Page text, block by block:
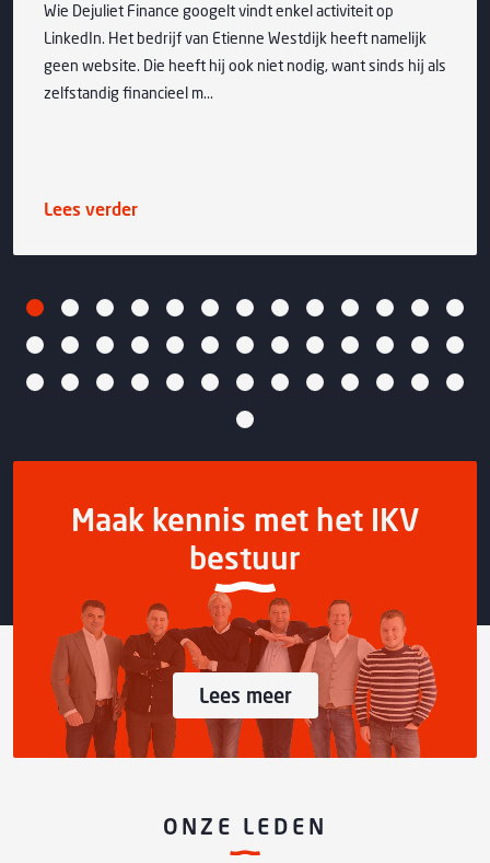
Op maandag 21 september kunnen de IKV-leden hun
avontuurlijke kant ontdekken in de bruisende, groene
Broekpolder. Bij Adventure Vlaardingen ontvangt eigenaar
Hans van der Have de leden voor de nodige...
Lees verder
Maak kennis met het IKV
bestuur
Lees meer
ONZE LEDEN